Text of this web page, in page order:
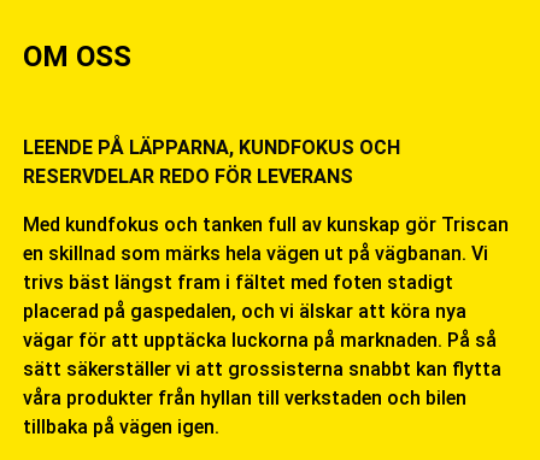
OM OSS
LEENDE PÅ LÄPPARNA, KUNDFOKUS OCH
RESERVDELAR REDO FÖR LEVERANS
Med kundfokus och tanken full av kunskap gör Triscan
en skillnad som märks hela vägen ut på vägbanan. Vi
trivs bäst längst fram i fältet med foten stadigt
placerad på gaspedalen, och vi älskar att köra nya
vägar för att upptäcka luckorna på marknaden. På så
sätt säkerställer vi att grossisterna snabbt kan flytta
våra produkter från hyllan till verkstaden och bilen
tillbaka på vägen igen.